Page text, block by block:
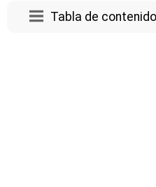
Tabla de contenido